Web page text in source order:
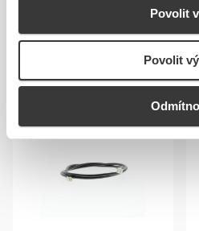
Povolit
Povolit
Podobné produkty